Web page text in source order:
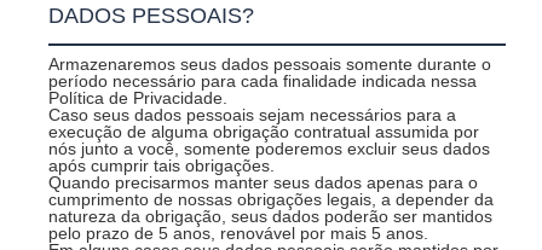
DADOS PESSOAIS?
Armazenaremos seus dados pessoais somente durante o
período necessário para cada finalidade indicada nessa
Política de Privacidade.
Caso seus dados pessoais sejam necessários para a
execução de alguma obrigação contratual assumida por
nós junto a você, somente poderemos excluir seus dados
após cumprir tais obrigações.
Quando precisarmos manter seus dados apenas para o
cumprimento de nossas obrigações legais, a depender da
natureza da obrigação, seus dados poderão ser mantidos
pelo prazo de 5 anos, renovável por mais 5 anos.